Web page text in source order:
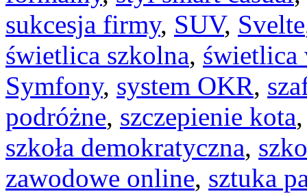
sukcesja firmy, SUV, Svelte
świetlica szkolna, świetlica
Symfony, system OKR,
podróżne, szczepienie kota
szkoła demokratyczna,
zawodowe online, sztuka